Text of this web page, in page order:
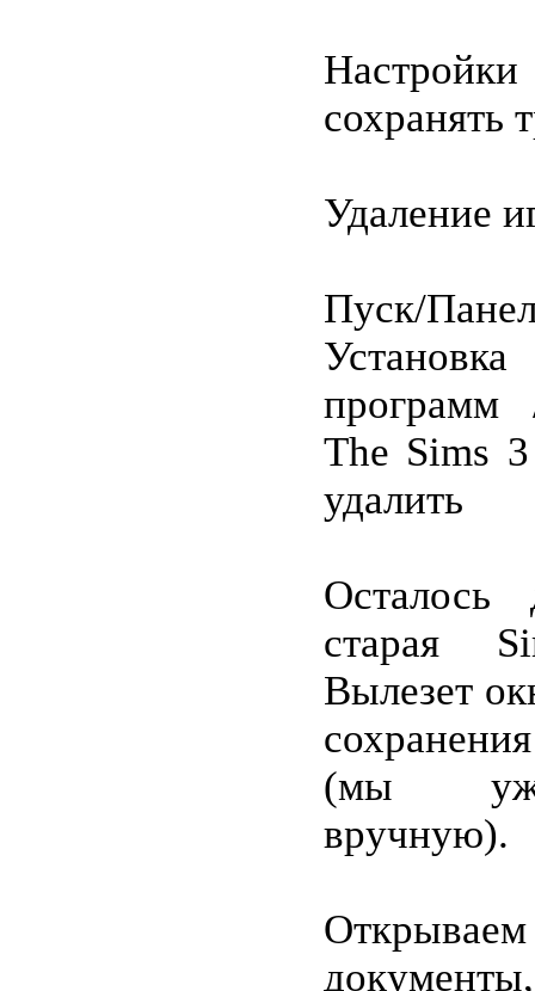
сохранять
Удаление
Пуск/
The Sims
удалить
Осталось
старая
Вылезет
(мы
вручную).